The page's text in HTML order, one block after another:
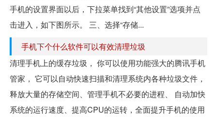
手机的设置界面以后，下拉菜单找到“其他设置”选项并点
击进入，如下图所示。 三、选择“存储...
手机下个什么软件可以有效清理垃圾
清理手机上的缓存垃圾， 你可以使用功能强大的腾讯手机
管家， 它可以自动快速扫描和清理系统内各种垃圾文件，
释放大量的存储空间、管理手机不必要的进程、 自动加快
系统的运行速度、提高CPU的运转，全面提升手机的使用